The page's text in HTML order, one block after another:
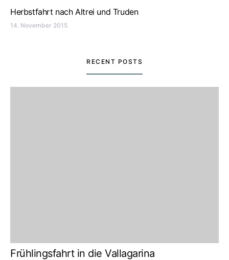
Herbstfahrt nach Altrei und Truden
14. November 2015
RECENT POSTS
Frühlingsfahrt in die Vallagarina